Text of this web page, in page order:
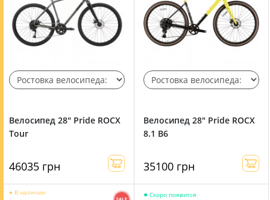
Велосипед 28" Pride ROCX
Tour
46035 грн
Велосипед 28" Pride ROCX
8.1 B6
35100 грн
● В наличии ● Скоро появится